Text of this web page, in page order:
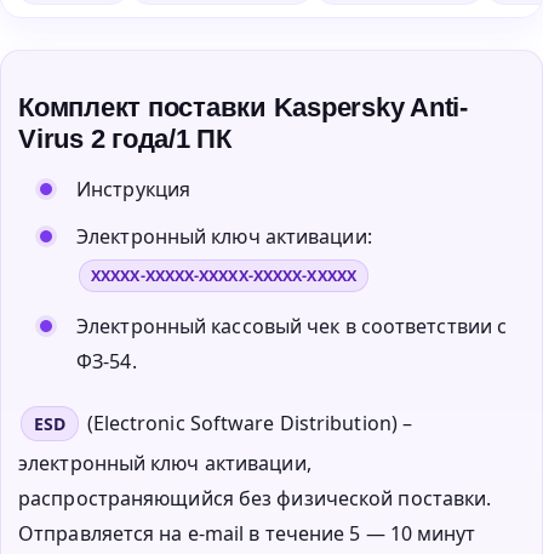
Комплект поставки Kaspersky Anti-
Virus 2 года/1 ПК
Инструкция
Электронный ключ активации:
XXXXX-XXXXX-XXXXX-XXXXX-XXXXX
Электронный кассовый чек в соответствии с
ФЗ-54.
ESD
(Electronic Software Distribution) –
электронный ключ активации,
распространяющийся без физической поставки.
Отправляется на e-mail в течение 5 — 10 минут